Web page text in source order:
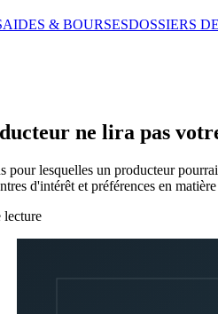
AIDES & BOURSESDOSSIERS
ne lira pas
pour lesquelles un producteur
d'intérêt et préférences en
lecture